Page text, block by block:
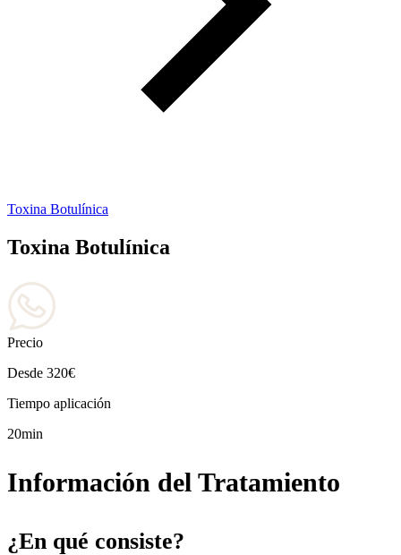
Toxina Botulínica
Toxina Botulínica
Precio
Desde 320€
Tiempo aplicación
20min
Información del Tratamiento
¿En qué consiste?